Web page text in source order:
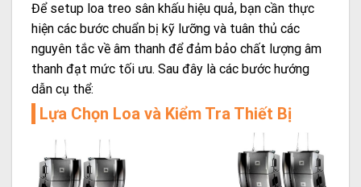
Để setup loa treo sân khấu hiệu quả, bạn cần thực
hiện các bước chuẩn bị kỹ lưỡng và tuân thủ các
nguyên tắc về âm thanh để đảm bảo chất lượng âm
thanh đạt mức tối ưu. Sau đây là các bước hướng
dẫn cụ thể:
Lựa Chọn Loa và Kiểm Tra Thiết Bị